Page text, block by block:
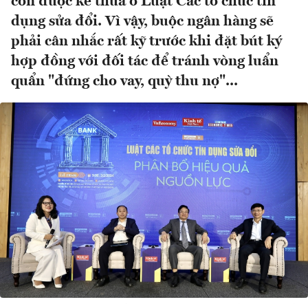
dụng sửa đổi. Vì vậy, buộc ngân hàng sẽ
phải cân nhắc rất kỹ trước khi đặt bút ký
hợp đồng với đối tác để tránh vòng luẩn
quẩn "đứng cho vay, quỳ thu nợ"...